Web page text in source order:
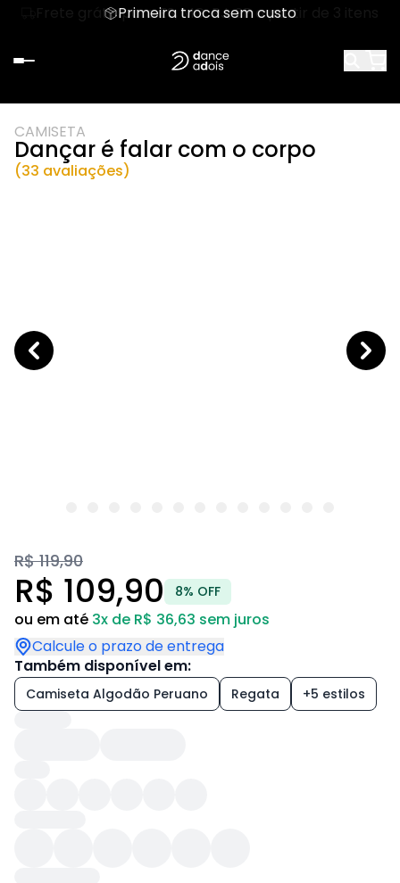
Frete grátis para ES, MG, RJ, SP a partir de 3 itens
Primeira troca sem custo
CAMISETA
Dançar é falar com o corpo
(33 avaliações)
R$ 119,90
R$ 109,90 8% OFF
ou em até 3x de R$ 36,63 sem juros
Calcule o prazo de entrega
Também disponível em:
Camiseta Algodão Peruano Regata +5 estilos